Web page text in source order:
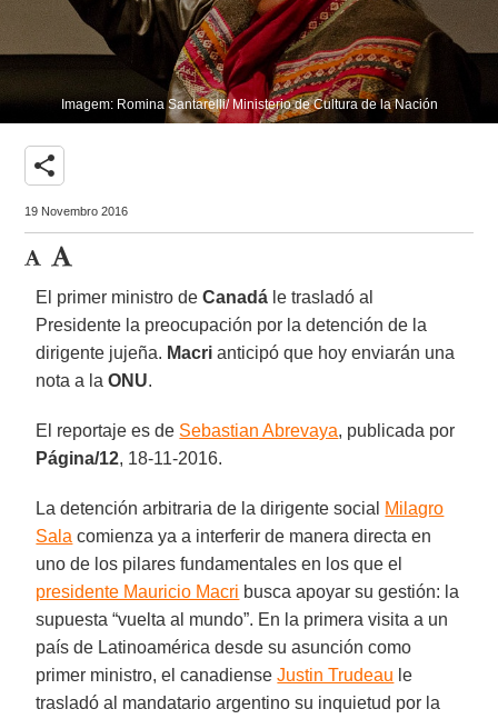
Imagem: Romina Santarelli/ Ministerio de Cultura de la Nación
share
19 Novembro 2016
El primer ministro deCanadá le trasladó al
Presidente la preocupación por la detención de la
dirigente jujeña. Macri anticipó que hoy enviarán una
nota a laONU.
El reportaje es de Sebastian Abrevaya, publicada por
Página/12, 18-11-2016.
La detención arbitraria de la dirigente social Milagro
Sala comienza ya a interferir de manera directa en
uno de los pilares fundamentales en los que el
presidente Mauricio Macri busca apoyar su gestión: la
supuesta “vuelta al mundo”. En la primera visita a un
país de Latinoamérica desde su asunción como
primer ministro, el canadienseJustin Trudeau le
trasladó al mandatario argentino su inquietud por la